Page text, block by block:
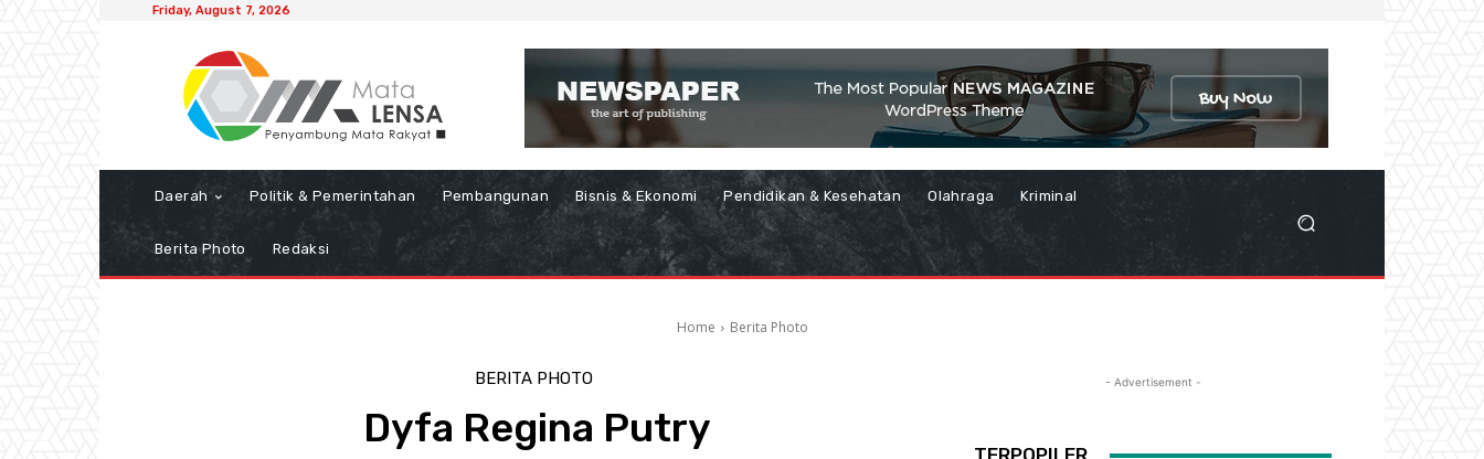
Friday, August 7, 2026
Daerah Politik & Pemerintahan Pembangunan Bisnis & Ekonomi Pendidikan & Kesehatan Olahraga Kriminal
Berita Photo Redaksi
Home Berita Photo
BERITA PHOTO
Dyfa Regina Putry
- Advertisement -
TERPOPILER